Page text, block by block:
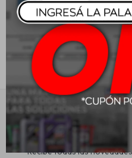
Suscríbete a
Recibe todas las
Baterías
Repuestos
Servicios